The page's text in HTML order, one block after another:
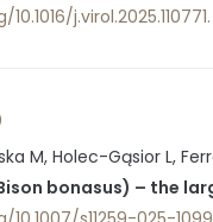
j.virol.2025.110771.
M, Holec-Gąsior L,
bonasus) – the